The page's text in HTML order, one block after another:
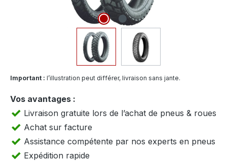
Important : l’illustration peut différer, livraison sans jante.
Vos avantages :
Livraison gratuite lors de l’achat de pneus & roues
Achat sur facture
Assistance compétente par nos experts en pneus
Expédition rapide